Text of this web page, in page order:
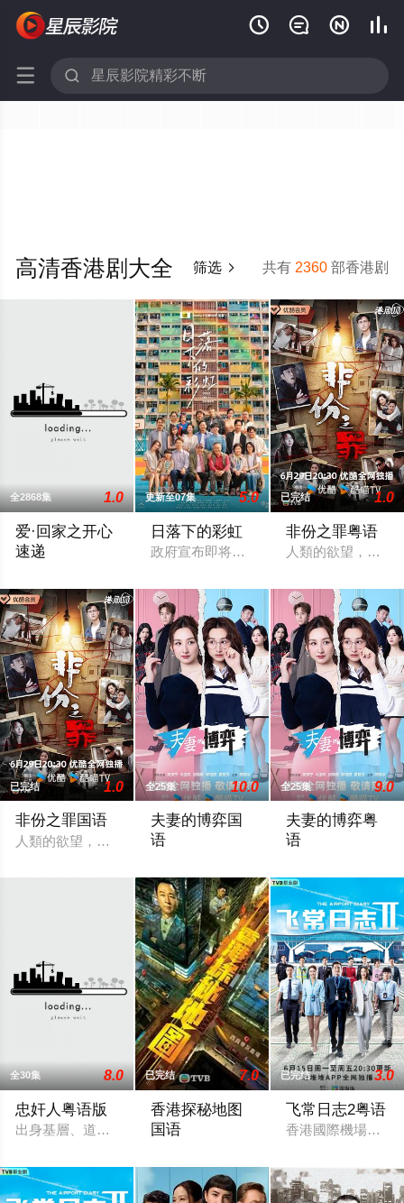
   
 
共有 2360 部香港剧
高清香港剧大全 筛选 
全2868集 1.0
爱·回家之开心
速递
更新至07集 5.0
日落下的彩虹
政府宣布即将重建彩虹邨──这条超过60
已完结 1.0
非份之罪粤语
人類的欲望，可驅
已完结 1.0
非份之罪国语
人類的欲望，可驅使我們超越自我，然而，當欲望失控，過份
全25集 10.0
夫妻的博弈国
语
全25集 9.0
夫妻的博弈粤
语
全30集 8.0
忠奸人粤语版
出身基層、道德意識薄弱的譚美貞（田蕊妮飾），為了袒護犯
已完结 7.0
香港探秘地图
国语
已完结 3.0
飞常日志2粤语
香港國際機場繁忙